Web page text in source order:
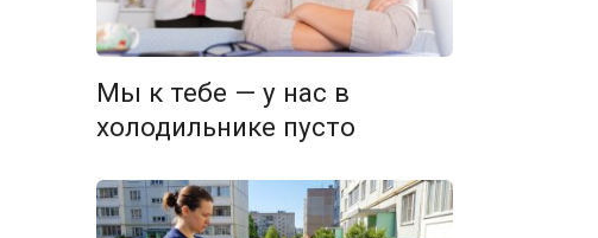
Мы к тебе — у нас в
холодильнике пусто